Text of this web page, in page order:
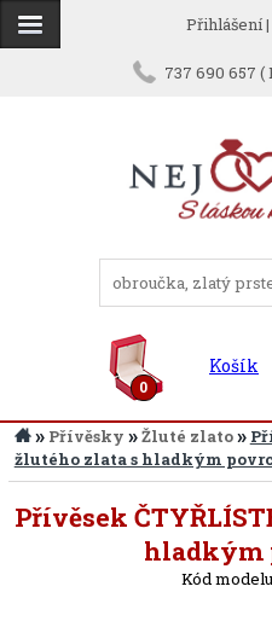
Přihlášení|
737 690 657 (
0
Košík
» Přívěsky »Žluté zlato»
žlutého zlata s hladkým
Přívěsek
hladkým
Kód